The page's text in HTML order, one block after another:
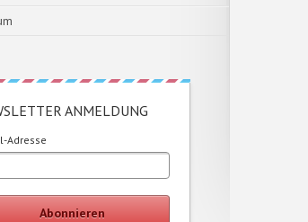
ANMELDUNG
Adresse
Abonnieren